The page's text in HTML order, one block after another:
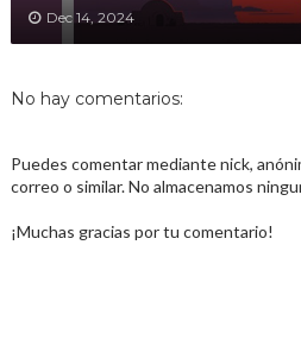
Dec 14, 2024
No hay comentarios:
Puedes comentar mediante nick,
correo o similar. No almacenamos
¡Muchas gracias por tu comentario!